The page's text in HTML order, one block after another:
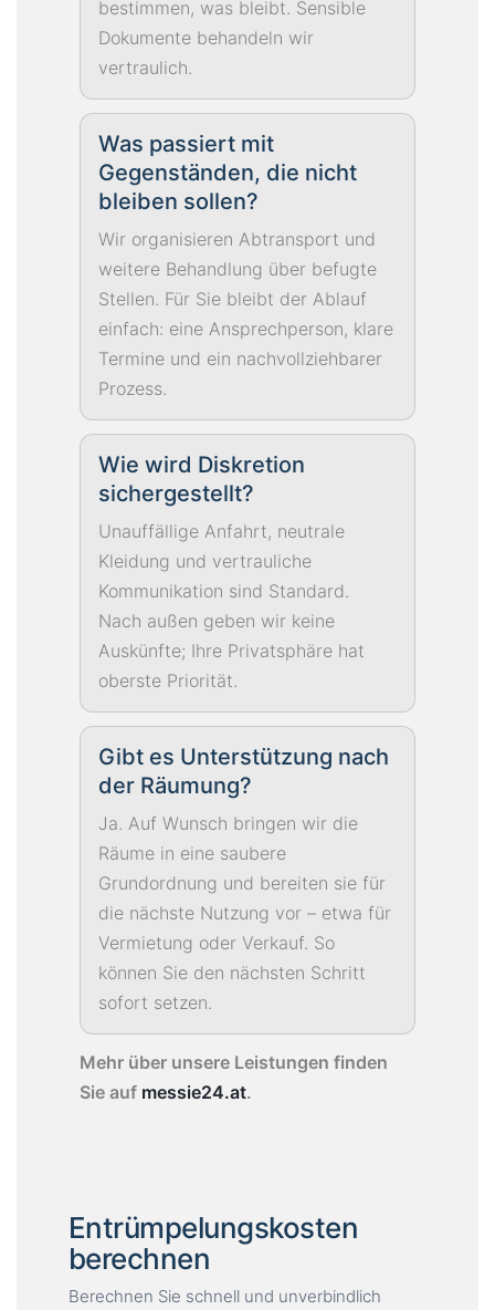
bestimmen, was bleibt. Sensible
Dokumente behandeln wir
vertraulich.
Was passiert mit
Gegenständen, die nicht
bleiben sollen?
Wir organisieren Abtransport und
weitere Behandlung über befugte
Stellen. Für Sie bleibt der Ablauf
einfach: eine Ansprechperson, klare
Termine und ein nachvollziehbarer
Prozess.
Wie wird Diskretion
sichergestellt?
Unauffällige Anfahrt, neutrale
Kleidung und vertrauliche
Kommunikation sind Standard.
Nach außen geben wir keine
Auskünfte; Ihre Privatsphäre hat
oberste Priorität.
Gibt es Unterstützung nach
der Räumung?
Ja. Auf Wunsch bringen wir die
Räume in eine saubere
Grundordnung und bereiten sie für
die nächste Nutzung vor – etwa für
Vermietung oder Verkauf. So
können Sie den nächsten Schritt
sofort setzen.
Mehr über unsere Leistungen finden
Sie auf messie24.at.
Entrümpelungskosten
berechnen
Berechnen Sie schnell und unverbindlich